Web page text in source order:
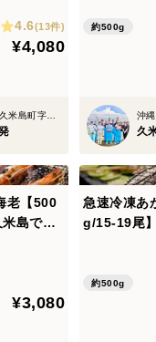
、ご注文備考欄に
入力下さい。
ますので、大変申し
【専用化
入れ不
4.6(13件)
¥4,080
沖縄県島尻郡久米島町字北原
【真空パッ
【専用化
約500g
久
老【500
島で育
クール
¥3,080
急速冷凍あ
g/15-19尾
【加熱調
箱】【熨
約500g